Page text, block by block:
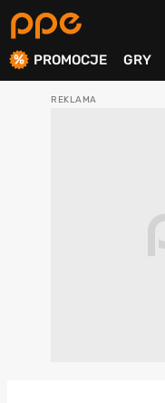
PROMOCJE GRY